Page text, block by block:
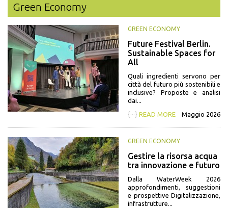
Green Economy
GREEN ECONOMY
Future Festival Berlin.
Sustainable Spaces for
All
Quali ingredienti servono per
città del futuro più sostenibili e
inclusive? Proposte e analisi
dai...
{···} READ MORE Maggio 2026
GREEN ECONOMY
Gestire la risorsa acqua
tra innovazione e futuro
Dalla WaterWeek 2026
approfondimenti, suggestioni
e prospettive Digitalizzazione,
infrastrutture...